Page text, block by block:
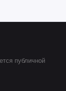
публичной